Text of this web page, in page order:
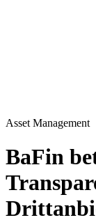
Asset Management
BaFin